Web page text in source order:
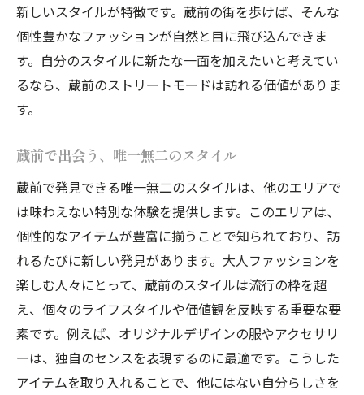
新しいスタイルが特徴です。蔵前の街を歩けば、そんな
個性豊かなファッションが自然と目に飛び込んできま
す。自分のスタイルに新たな一面を加えたいと考えてい
るなら、蔵前のストリートモードは訪れる価値がありま
す。
蔵前で出会う、唯一無二のスタイル
蔵前で発見できる唯一無二のスタイルは、他のエリアで
は味わえない特別な体験を提供します。このエリアは、
個性的なアイテムが豊富に揃うことで知られており、訪
れるたびに新しい発見があります。大人ファッションを
楽しむ人々にとって、蔵前のスタイルは流行の枠を超
え、個々のライフスタイルや価値観を反映する重要な要
素です。例えば、オリジナルデザインの服やアクセサリ
ーは、独自のセンスを表現するのに最適です。こうした
アイテムを取り入れることで、他にはない自分らしさを